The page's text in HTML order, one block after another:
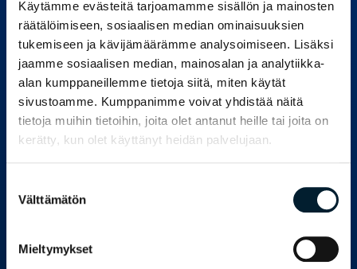
Käytämme evästeitä tarjoamamme sisällön ja mainosten
räätälöimiseen, sosiaalisen median ominaisuuksien
tukemiseen ja kävijämäärämme analysoimiseen. Lisäksi
jaamme sosiaalisen median, mainosalan ja analytiikka-
alan kumppaneillemme tietoja siitä, miten käytät
sivustoamme. Kumppanimme voivat yhdistää näitä
tietoja muihin tietoihin, joita olet antanut heille tai joita on
kerätty, kun olet käyttänyt heidän palvelujaan.
valinta
Välttämätön
Mieltymykset
line on both sides = a success factor
By clicking a wanted operational factor under